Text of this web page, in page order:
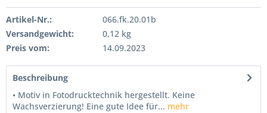
Artikel-Nr.:
066.fk.20.01b
Versandgewicht:
0,12 kg
Preis vom:
14.09.2023
Beschreibung
• Motiv in Fotodrucktechnik hergestellt. Keine
Wachsverzierung! Eine gute Idee für... mehr